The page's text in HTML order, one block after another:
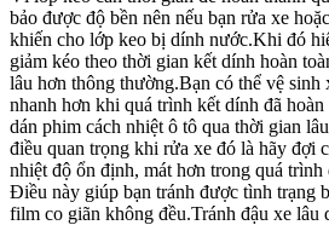
bảo được độ bền nên nếu bạn rửa xe
khiến cho lớp keo bị dính nước.Khi đó
giảm kéo theo thời gian kết dính hoàn
lâu hơn thông thường.Bạn có thể vệ sinh
nhanh hơn khi quá trình kết dính đã
dán phim cách nhiệt ô tô qua thời gian
điều quan trọng khi rửa xe đó là hãy đợi
nhiệt độ ổn định, mát hơn trong quá
Điều này giúp bạn tránh được tình trạng
film co giãn không đều.Tránh đậu xe lâu